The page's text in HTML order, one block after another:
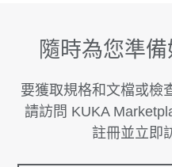
隨時為您準
要獲取規格和文檔或檢
請訪問 KUKA
註冊並立即